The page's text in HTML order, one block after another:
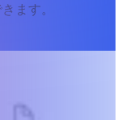
ます。